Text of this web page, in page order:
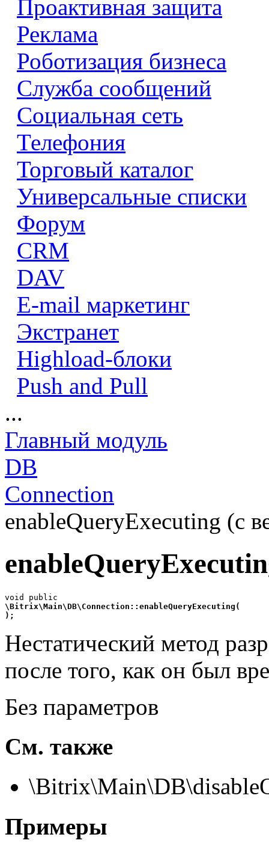
Проактивная защита
Реклама
Роботизация бизнеса
Служба сообщений
Социальная сеть
Телефония
Торговый каталог
Универсальные списки
Форум
CRM
DAV
E-mail маркетинг
Экстранет
Highload-блоки
Push and Pull
...
Главный модуль
DB
Connection
enableQueryExecuting (с
\Bitrix\Main\DB\Connection::enableQueryExecuting(
);
Нестатический метод
после того, как он был
Без параметров
См. также
Примеры